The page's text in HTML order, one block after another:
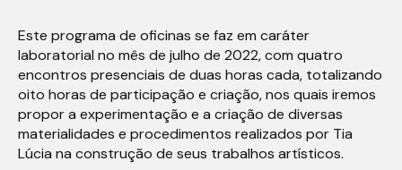
Este programa de oficinas se faz em caráter
laboratorial no mês de julho de 2022, com quatro
encontros presenciais de duas horas cada, totalizando
oito horas de participação e criação, nos quais iremos
propor a experimentação e a criação de diversas
materialidades e procedimentos realizados por Tia
Lúcia na construção de seus trabalhos artísticos.